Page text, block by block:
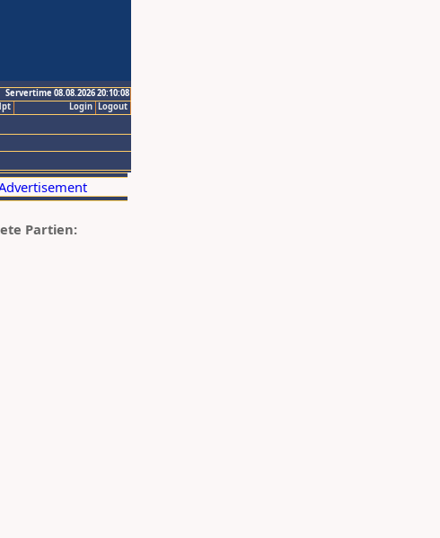
Servertime 08.08.2026 20:10:08
Logout
Login
Partien: